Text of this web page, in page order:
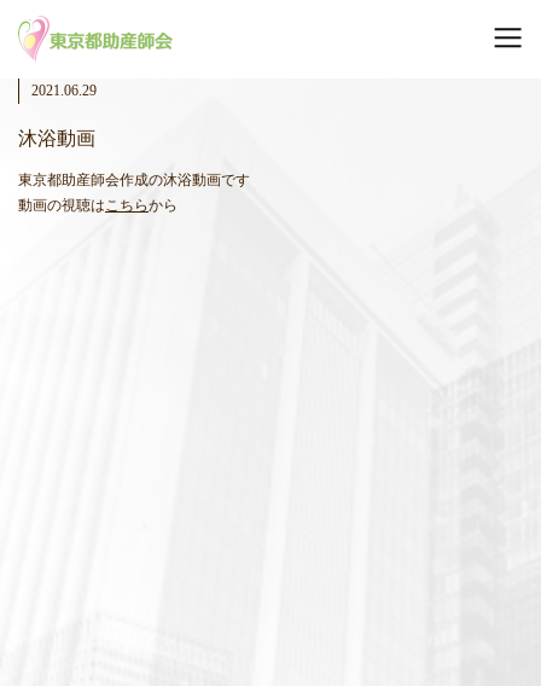
2021.06.29
沐浴動画
東京都助産師会作成の沐浴動画です
動画の視聴はこちらから